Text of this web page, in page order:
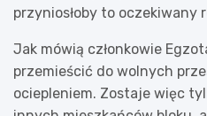
przyniosłoby to oczekiwany
Jak mówią członkowie
przemieścić do wolnych
ociepleniem. Zostaje więc